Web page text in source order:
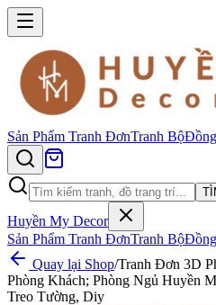
Sản Phẩm Tranh ĐơnTranh Bộ
Huyền My Decor
Sản Phẩm Tranh ĐơnTranh Bộ
Quay lại Shop/Tranh Đơn 3D
Phòng Khách; Phòng Ngủ Huyền
Treo Tường, Diy